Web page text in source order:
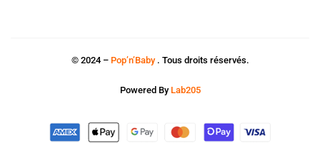
© 2024 – Pop’n’Baby. Tous droits réservés.
Powered By Lab205